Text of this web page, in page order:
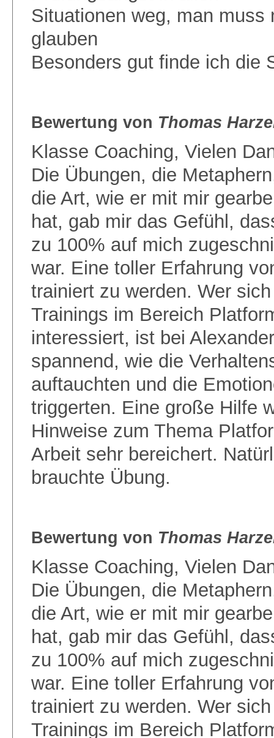
Situationen weg, man
glauben
Besonders gut finde ich die
Bewertung von Thomas
Klasse Coaching, Vielen
Die Übungen, die
die Art, wie er mit mir
hat, gab mir das Gefühl,
zu 100% auf mich
war. Eine toller Erfahrung
trainiert zu werden. Wer
Trainings im Bereich
interessiert, ist bei
spannend, wie die
auftauchten und die
triggerten. Eine große Hilfe
Hinweise zum Thema
Arbeit sehr bereichert.
brauchte Übung.
Bewertung von Thomas
Klasse Coaching, Vielen
Die Übungen, die
die Art, wie er mit mir
hat, gab mir das Gefühl,
zu 100% auf mich
war. Eine toller Erfahrung
trainiert zu werden. Wer
Trainings im Bereich